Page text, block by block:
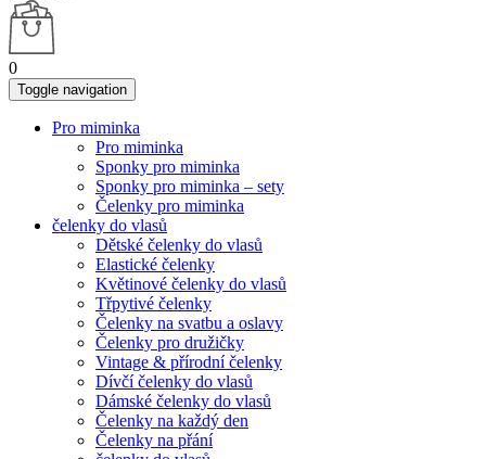
0
Toggle navigation
Pro miminka
Pro miminka
Sponky pro miminka
Sponky pro miminka – sety
Čelenky pro miminka
čelenky do vlasů
Dětské čelenky do vlasů
Elastické čelenky
Květinové čelenky do vlasů
Třpytivé čelenky
Čelenky na svatbu a oslavy
Čelenky pro družičky
Vintage & přírodní čelenky
Dívčí čelenky do vlasů
Dámské čelenky do vlasů
Čelenky na každý den
Čelenky na přání